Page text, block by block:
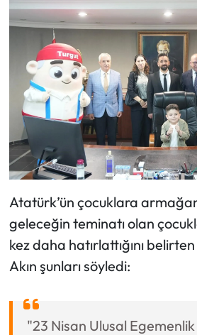
Atatürk’ün çocuklara
geleceğin teminatı olan
kez daha hatırlattığını
Akın şunları söyledi:
"23 Nisan Ulusal